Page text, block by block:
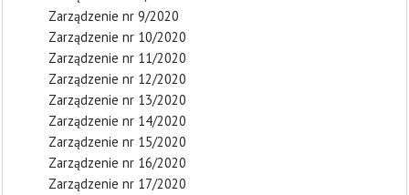
Zarządzenie nr 9/2020
Zarządzenie nr 10/2020
Zarządzenie nr 11/2020
Zarządzenie nr 12/2020
Zarządzenie nr 13/2020
Zarządzenie nr 14/2020
Zarządzenie nr 15/2020
Zarządzenie nr 16/2020
Zarządzenie nr 17/2020